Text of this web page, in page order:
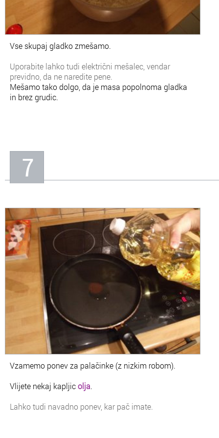
Vse skupaj gladko zmešamo.
Uporabite lahko tudi električni mešalec, vendar
previdno, da ne naredite pene.
Mešamo tako dolgo, da je masa popolnoma gladka
in brez grudic.
7
Vzamemo ponev za palačinke (z nizkim robom).
Vlijete nekaj kapljicolja.
Lahko tudi navadno ponev, kar pač imate.